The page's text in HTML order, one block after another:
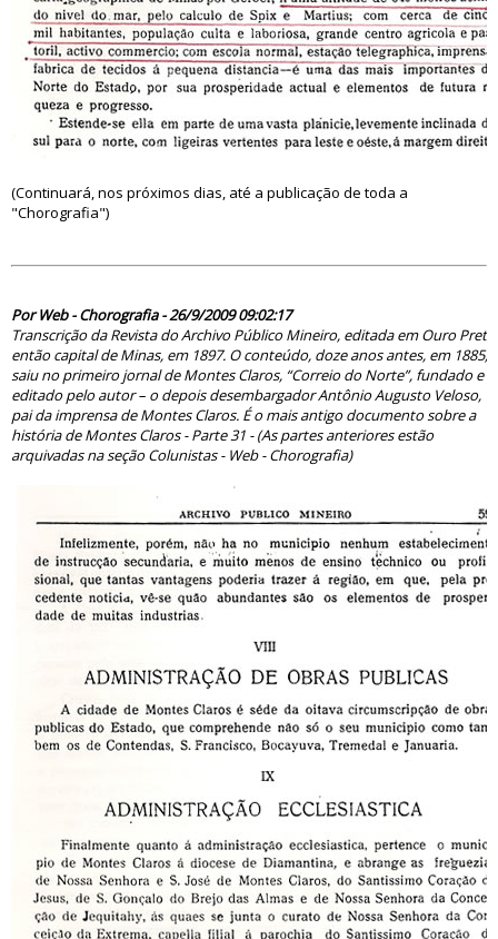
(Continuará, nos próximos dias, até a publicação de toda a
"Chorografia")
Por Web - Chorografia - 26/9/2009 09:02:17
Transcrição da Revista do Archivo Público Mineiro, editada em Ouro Preto,
então capital de Minas, em 1897. O conteúdo, doze anos antes, em 1885,
saiu no primeiro jornal de Montes Claros, “Correio do Norte”, fundado e
editado pelo autor – o depois desembargador Antônio Augusto Veloso,
pai da imprensa de Montes Claros. É o mais antigo documento sobre a
história de Montes Claros - Parte 31 - (As partes anteriores estão
arquivadas na seção Colunistas - Web - Chorografia)